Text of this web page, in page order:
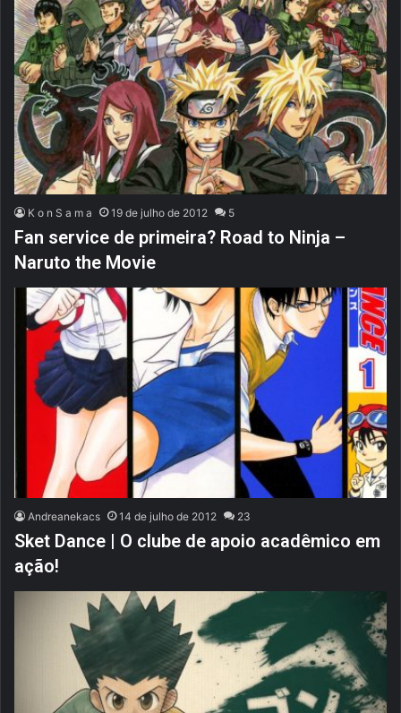
K o n S a m a 19 de julho de 2012 5
Fan service de primeira? Road to Ninja –
Naruto the Movie
Andreanekacs 14 de julho de 2012 23
Sket Dance | O clube de apoio acadêmico em
ação!